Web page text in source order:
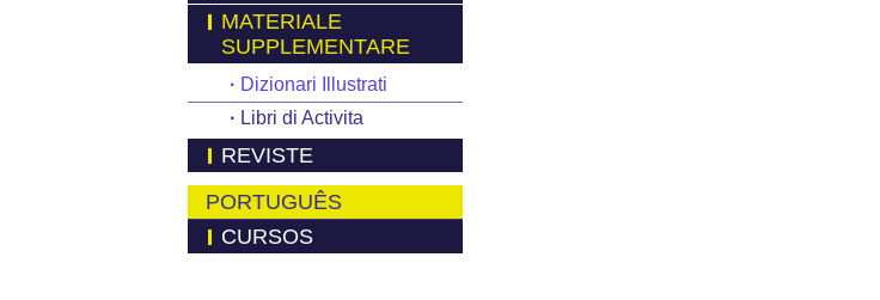
MATERIALE
SUPPLEMENTARE
· Dizionari Illustrati
· Libri di Activita
REVISTE
PORTUGUÊS
CURSOS